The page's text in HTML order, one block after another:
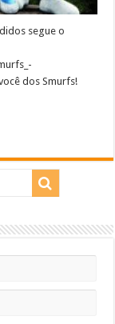
segue o
dos Smurfs!